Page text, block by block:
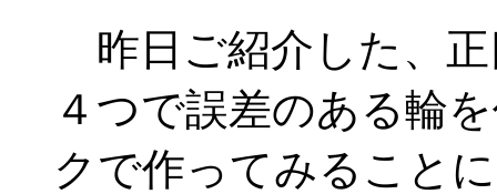
昨日ご紹介した、
４つで誤差のある輪
クで作ってみること